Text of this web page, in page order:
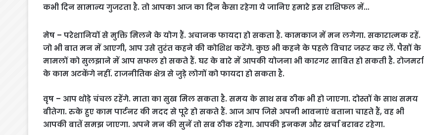
कभी दिन सामान्य गुजरता है. तो आपका आज का दिन कैसा रहेगा ये जानिए हमारे इस राशिफल में…
मेष – परेशानियों से मुक्ति मिलने के योग हैं. अचानक फायदा हो सकता है. कामकाज में मन लगेगा. सकारात्मक रहें.
जो भी बात मन में आएगी, आप उसे तुरंत कहने की कोशिश करेंगे. कुछ भी कहने के पहले विचार जरूर कर लें. पैसों के
मामलों को सुलझाने में आप सफल हो सकते हैं. घर के बारे में आपकी योजना भी कारगर साबित हो सकती है. रोजमर्रा
के काम अटकेंगे नहीं. राजनीतिक क्षेत्र से जुड़े लोगों को फायदा हो सकता है.
वृष – आप थोड़े चंचल रहेंगे. माता का सुख मिल सकता है. समय के साथ सब ठीक भी हो जाएगा. दोस्तों के साथ समय
बीतेगा. रुके हुए काम पार्टनर की मदद से पूरे हो सकते हैं. आज आप जिसे अपनी भावनाएं बताना चाहते हैं, वह भी
आपकी बातें समझ जाएगा. अपने मन की सुनें तो सब ठीक रहेगा. आपकी इनकम और खर्चा बराबर रहेगा.